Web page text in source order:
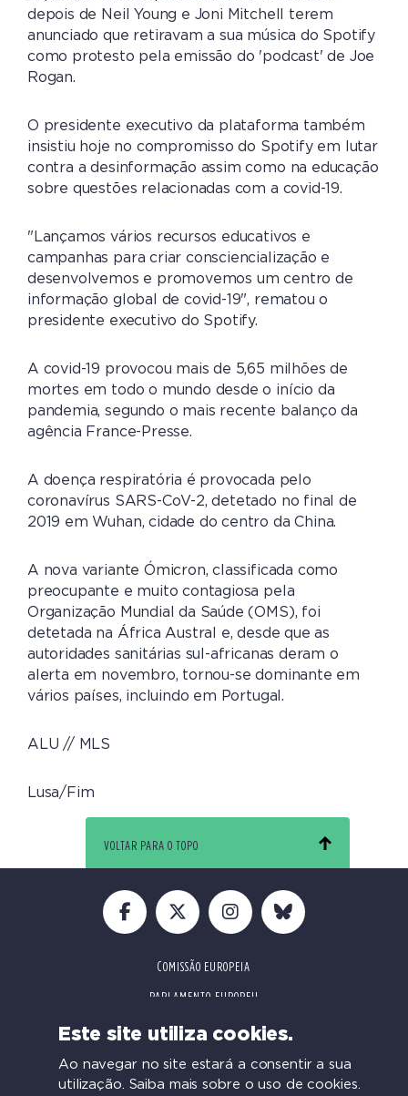
depois de Neil Young e Joni Mitchell terem
anunciado que retiravam a sua música do Spotify
como protesto pela emissão do 'podcast' de Joe
Rogan.
O presidente executivo da plataforma também
insistiu hoje no compromisso do Spotify em lutar
contra a desinformação assim como na educação
sobre questões relacionadas com a covid-19.
"Lançamos vários recursos educativos e
campanhas para criar consciencialização e
desenvolvemos e promovemos um centro de
informação global de covid-19", rematou o
presidente executivo do Spotify.
A covid-19 provocou mais de 5,65 milhões de
mortes em todo o mundo desde o início da
pandemia, segundo o mais recente balanço da
agência France-Presse.
A doença respiratória é provocada pelo
coronavírus SARS-CoV-2, detetado no final de
2019 em Wuhan, cidade do centro da China.
A nova variante Ómicron, classificada como
preocupante e muito contagiosa pela
Organização Mundial da Saúde (OMS), foi
detetada na África Austral e, desde que as
autoridades sanitárias sul-africanas deram o
alerta em novembro, tornou-se dominante em
vários países, incluindo em Portugal.
ALU // MLS
Lusa/Fim
VOLTAR PARA O TOPO
COMISSÃO EUROPEIA
PARLAMENTO EUROPEU
CONFERÊNCIAS
Este site utiliza cookies.
Ao navegar no site estará a consentir a sua
utilização. Saiba mais sobre o uso de cookies.